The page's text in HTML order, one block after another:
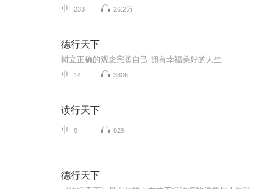
233 26.2万
德行天下
树立正确的观念完善自己 拥有幸福美好的人生
14 3806
读行天下
8 829
德行天下